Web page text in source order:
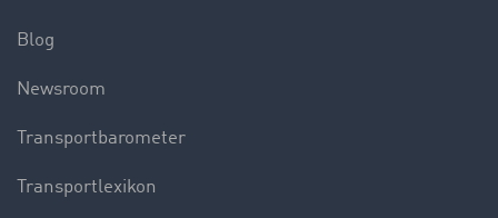
Blog
Newsroom
Transportbarometer
Transportlexikon